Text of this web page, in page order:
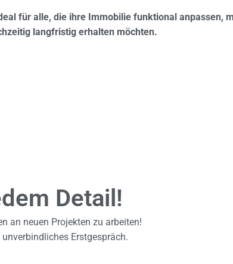
für alle, die ihre Immobilie funktional anpassen,
langfristig erhalten möchten.
Detail!
an neuen Projekten zu arbeiten!
Erstgespräch.